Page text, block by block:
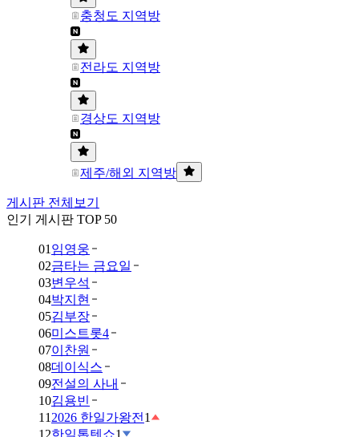
충청도 지역방
전라도 지역방
경상도 지역방
제주/해외 지역방
게시판 전체보기
인기 게시판 TOP 50
01 임영웅
02금타는 금요일
03변우석
04박지현
05김부장
06미스트롯4
07이찬원
08데이식스
09전설의 사내
10김용빈
11 2026 한일가왕전 1
12한일톱텐쇼1